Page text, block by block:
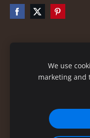
We use
marketing and